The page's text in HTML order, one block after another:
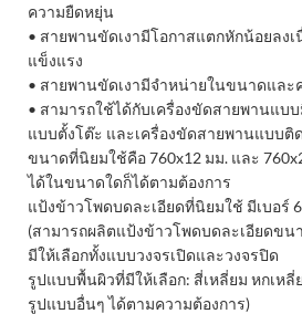
ความยืดหยุ่น
• สายพานขัดเงามีโอกาสแตกหักน้อยลง
แข็งแรง
• สายพานขัดเงามีจำหน่ายในขนาดและ
• สามารถใช้ได้กับเครื่องขัดสายพานแบ
แบบตั้งโต๊ะ และเครื่องขัดสายพานแบบ
ขนาดที่นิยมใช้คือ 760x12 มม. และ
ได้ในขนาดใดก็ได้ตามต้องการ
แป้งข้าวโพดบดละเอียดที่นิยมใช้ มีเบอร์
(สามารถผลิตแป้งข้าวโพดบดละเอียดขน
มีให้เลือกทั้งแบบวงจรเปิดและวงจรปิด
รูปแบบพื้นผิวที่มีให้เลือก: สี่เหลี่ยม หกเห
รูปแบบอื่นๆ ได้ตามความต้องการ)